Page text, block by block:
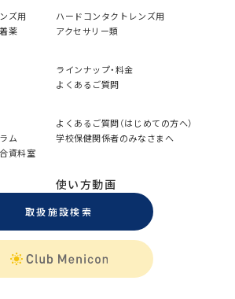
ズ用
ハードコンタクトレンズ用
薬
アクセサリー類
ラインナップ・料金
よくあるご質問
よくあるご質問（はじめての方へ）
ム
学校保健関係者のみなさまへ
資料室
使い方動画
取扱施設検索